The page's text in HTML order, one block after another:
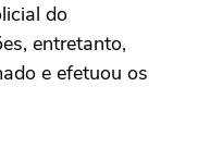
do
entretanto,
e efetuou os